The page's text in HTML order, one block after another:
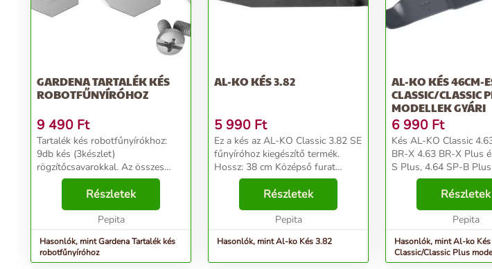
GARDENA TARTALÉK KÉS
ROBOTFŰNYÍRÓHOZ
9 490 Ft
Tartalék kés robotfűnyírókhoz:
9db kés (3készlet)
rögzítőcsavarokkal. Az összes
robotfűnyíróhoz használható...
Részletek
Pepita
Hasonlók, mint Gardena Tartalék kés
robotfűnyíróhoz
AL-KO KÉS 3.82
5 990 Ft
Ez a kés az AL-KO Classic 3.82 SE
fűnyíróhoz kiegészítő termék.
Hossz: 38 cm Középső furat
átmérője: 8 mm Szélső furatok
átmérője: 8 mm Szélső furatok
távolsága: 65 mm Szélesség: 5 cm
Súly: 300 g Cla...
Részletek
Pepita
Hasonlók, mint Al-ko Kés 3.82
AL-KO KÉS 46CM-
CLASSIC/CLASSIC
MODELLEK GYÁRI
6 990 Ft
Kés AL-KO Classic
BR-X 4.63 BR-X Plus és 4.64 SP-
S Plus, 4.64 SP-B
4.64 SP-S-hez
Silver/Comfort/
Edition/Powerline
46/470/4700/4704
Részletek
Pepita
Hasonlók, mint Al-ko
Classic/Classic Plus